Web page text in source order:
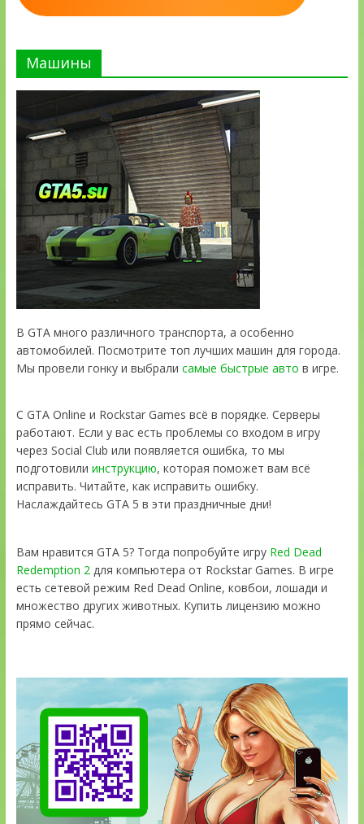
Машины
В GTA много различного транспорта, а особенно
автомобилей. Посмотрите топ лучших машин для города.
Мы провели гонку и выбрали самые быстрые авто в игре.
С GTA Online и Rockstar Games всё в порядке. Серверы
работают. Если у вас есть проблемы со входом в игру
через Social Club или появляется ошибка, то мы
подготовили инструкцию, которая поможет вам всё
исправить. Читайте, как исправить ошибку.
Наслаждайтесь GTA 5 в эти праздничные дни!
Вам нравится GTA 5? Тогда попробуйте игру Red Dead
Redemption 2для компьютера от Rockstar Games. В игре
есть сетевой режим Red Dead Online, ковбои, лошади и
множество других животных. Купить лицензию можно
прямо сейчас.